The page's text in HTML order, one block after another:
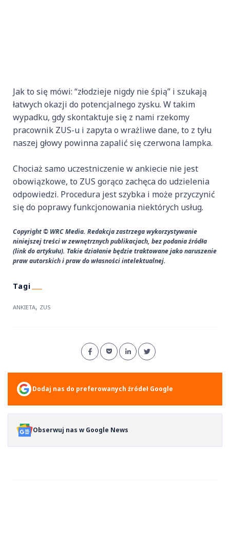
Jak to się mówi: “złodzieje nigdy nie śpią” i szukają
łatwych okazji do potencjalnego zysku. W takim
wypadku, gdy skontaktuje się z nami rzekomy
pracownik ZUS-u i zapyta o wrażliwe dane, to z tyłu
naszej głowy powinna zapalić się czerwona lampka.
Chociaż samo uczestniczenie w ankiecie nie jest
obowiązkowe, to ZUS gorąco zachęca do udzielenia
odpowiedzi. Procedura jest szybka i może przyczynić
się do poprawy funkcjonowania niektórych usług.
Copyright © WRC Media. Redakcja zastrzega wykorzystywanie
niniejszej treści w zewnętrznych publikacjach, bez podania źródła
(link do artykułu). Takie działanie będzie traktowane jako naruszenie
praw autorskich i praw do własności intelektualnej.
ANKIETA, ZUS
Dodaj nas do preferowanych źródeł Google
Obserwuj nas w Google News